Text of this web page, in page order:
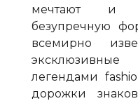
мечтают и
безупречную
всемирно
эксклюзивные
легендами
дорожки